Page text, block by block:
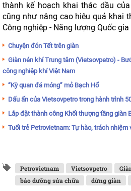
thành kế hoạch khai thác dầu của
cũng như nâng cao hiệu quả khai
Công nghiệp - Năng lượng Quốc gia
Chuyện đón Tết trên giàn
Giàn nén khí Trung tâm (Vietsovpetro) -
công nghiệp khí Việt Nam
“Kỳ quan đá móng” mỏ Bạch Hổ
Dấu ấn của Vietsovpetro trong hành trình
Lắp đặt thành công Khối thượng tầng giàn
Tuổi trẻ Petrovietnam: Tự hào, trách nhiệm
Petrovietnam Vietsovpetro
bảo dưỡng sửa chữa
dừng giàn